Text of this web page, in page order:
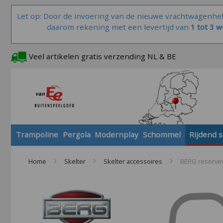
Let op: Door de invoering van de nieuwe
daarom rekening met een levertijd van 1 tot 3
Veel artikelen gratis verzending NL & BE
Trampoline Pergola Modernplay Schommel Rijdend
Home Skelter Skelter accessoires BERG